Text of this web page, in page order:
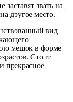
звать на
другое место.
вид
мешок в форме
Стоит
прекрасное